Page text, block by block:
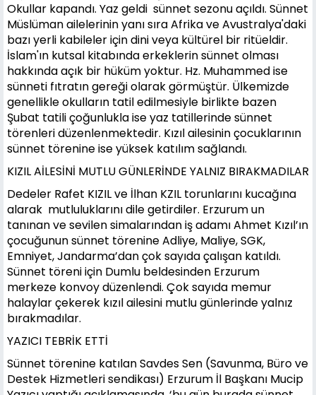
Okullar kapandı. Yaz geldi sünnet sezonu açıldı. Sünnet
Müslüman ailelerinin yanı sıra Afrika ve Avustralya'daki
bazı yerli kabileler için dini veya kültürel bir ritüeldir.
İslam'ın kutsal kitabında erkeklerin sünnet olması
hakkında açık bir hüküm yoktur. Hz. Muhammed ise
sünneti fıtratın gereği olarak görmüştür. Ülkemizde
genellikle okulların tatil edilmesiyle birlikte bazen
Şubat tatili çoğunlukla ise yaz tatillerinde sünnet
törenleri düzenlenmektedir. Kızıl ailesinin çocuklarının
sünnet törenine ise yüksek katılım sağlandı.
KIZIL AİLESİNİ MUTLU GÜNLERİNDE YALNIZ BIRAKMADILAR
Dedeler Rafet KIZIL ve İlhan KZIL torunlarını kucağına
alarak mutluluklarını dile getirdiler. Erzurum un
tanınan ve sevilen simalarından iş adamı Ahmet Kızıl’ın
çocuğunun sünnet törenine Adliye, Maliye, SGK,
Emniyet, Jandarma’dan çok sayıda çalışan katıldı.
Sünnet töreni için Dumlu beldesinden Erzurum
merkeze konvoy düzenlendi. Çok sayıda memur
halaylar çekerek kızıl ailesini mutlu günlerinde yalnız
bırakmadılar.
YAZICI TEBRİK ETTİ
Sünnet törenine katılan Savdes Sen (Savunma, Büro ve
Destek Hizmetleri sendikası) Erzurum İl Başkanı Mucip